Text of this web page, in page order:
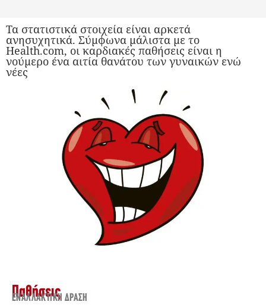
Τα στατιστικά στοιχεία είναι αρκετά
ανησυχητικά. Σύμφωνα μάλιστα με το
Health.com, οι καρδιακές παθήσεις είναι η
νούμερο ένα αιτία θανάτου των γυναικών ενώ
νέες
Παθήσεις
ΕΝΑΛΛΑΚΤΙΚΉ ΔΡΆΣΗ